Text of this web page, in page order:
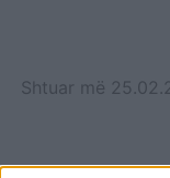
Shtuar më